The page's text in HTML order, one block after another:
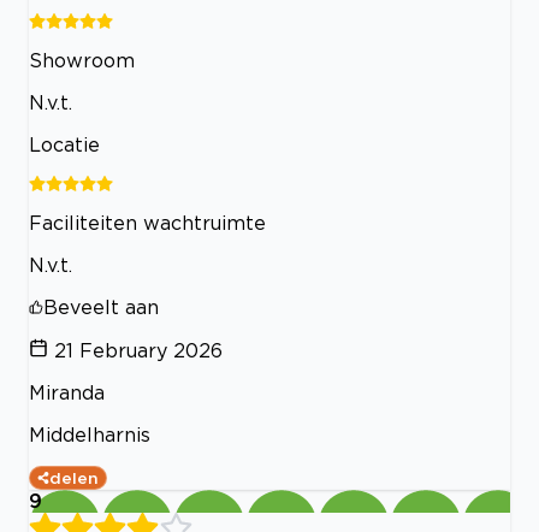
Showroom
N.v.t.
Locatie
Faciliteiten wachtruimte
N.v.t.
Beveelt aan
21 February 2026
Miranda
Middelharnis
delen
9